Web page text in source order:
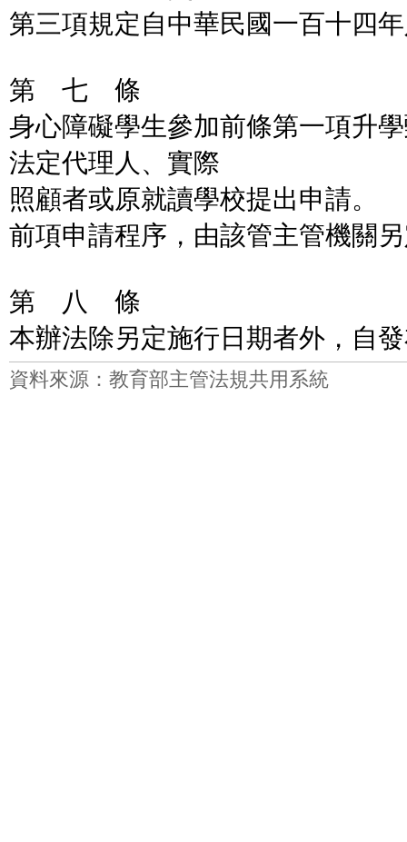
第三項規定自中華民國一百十四
第 七 條
身心障礙學生參加前條第一項升
法定代理人、實際
照顧者或原就讀學校提出申請。
前項申請程序，由該管主管機關
第 八 條
本辦法除另定施行日期者外，自
資料來源：教育部主管法規共用系統